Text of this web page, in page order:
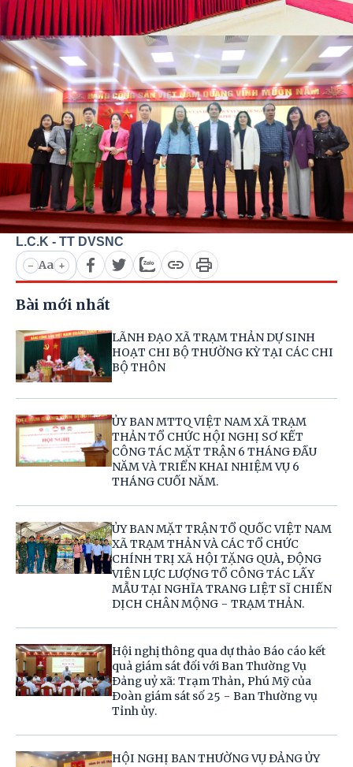
L.C.K - TT DVSNC
- Aa +
Bài mới nhất
LÃNH ĐẠO XÃ TRẠM THẢN DỰ SINH
HOẠT CHI BỘ THƯỜNG KỲ TẠI CÁC CHI
BỘ THÔN
ỦY BAN MTTQ VIỆT NAM XÃ TRẠM
THẢN TỔ CHỨC HỘI NGHỊ SƠ KẾT
CÔNG TÁC MẶT TRẬN 6 THÁNG ĐẦU
NĂM VÀ TRIỂN KHAI NHIỆM VỤ 6
THÁNG CUỐI NĂM.
ỦY BAN MẶT TRẬN TỔ QUỐC VIỆT NAM
XÃ TRẠM THẢN VÀ CÁC TỔ CHỨC
CHÍNH TRỊ XÃ HỘI TẶNG QUÀ, ĐỘNG
VIÊN LỰC LƯỢNG TỔ CÔNG TÁC LẤY
MẪU TẠI NGHĨA TRANG LIỆT SĨ CHIẾN
DỊCH CHÂN MỘNG - TRẠM THẢN.
Hội nghị thông qua dự thảo Báo cáo kết
quả giám sát đối với Ban Thường Vụ
Đảng uỷ xã: Trạm Thản, Phú Mỹ của
Đoàn giám sát số 25 - Ban Thường vụ
Tỉnh ủy.
HỘI NGHỊ BAN THƯỜNG VỤ ĐẢNG ỦY